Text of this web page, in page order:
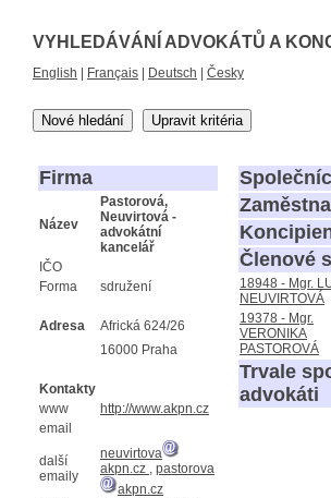
VYHLEDÁVÁNÍ ADVOKÁTŮ A
English Français Deutsch Česky
Nové hledání Upravit kritéria
Firma
Název
Pastorová,
Neuvirtová -
advokátní
kancelář
IČO
Forma
sdružení
Adresa
Africká 624/26
16000 Praha
Kontakty
www
http://www.akpn.cz
email
další
emaily
neuvirtova
akpn.cz , pastorova
akpn.cz
Členové
18948 - Mgr.
NEUVIRTOVÁ
19378 - Mgr.
VERONIKA
PASTOROVÁ
Trvale
advokáti